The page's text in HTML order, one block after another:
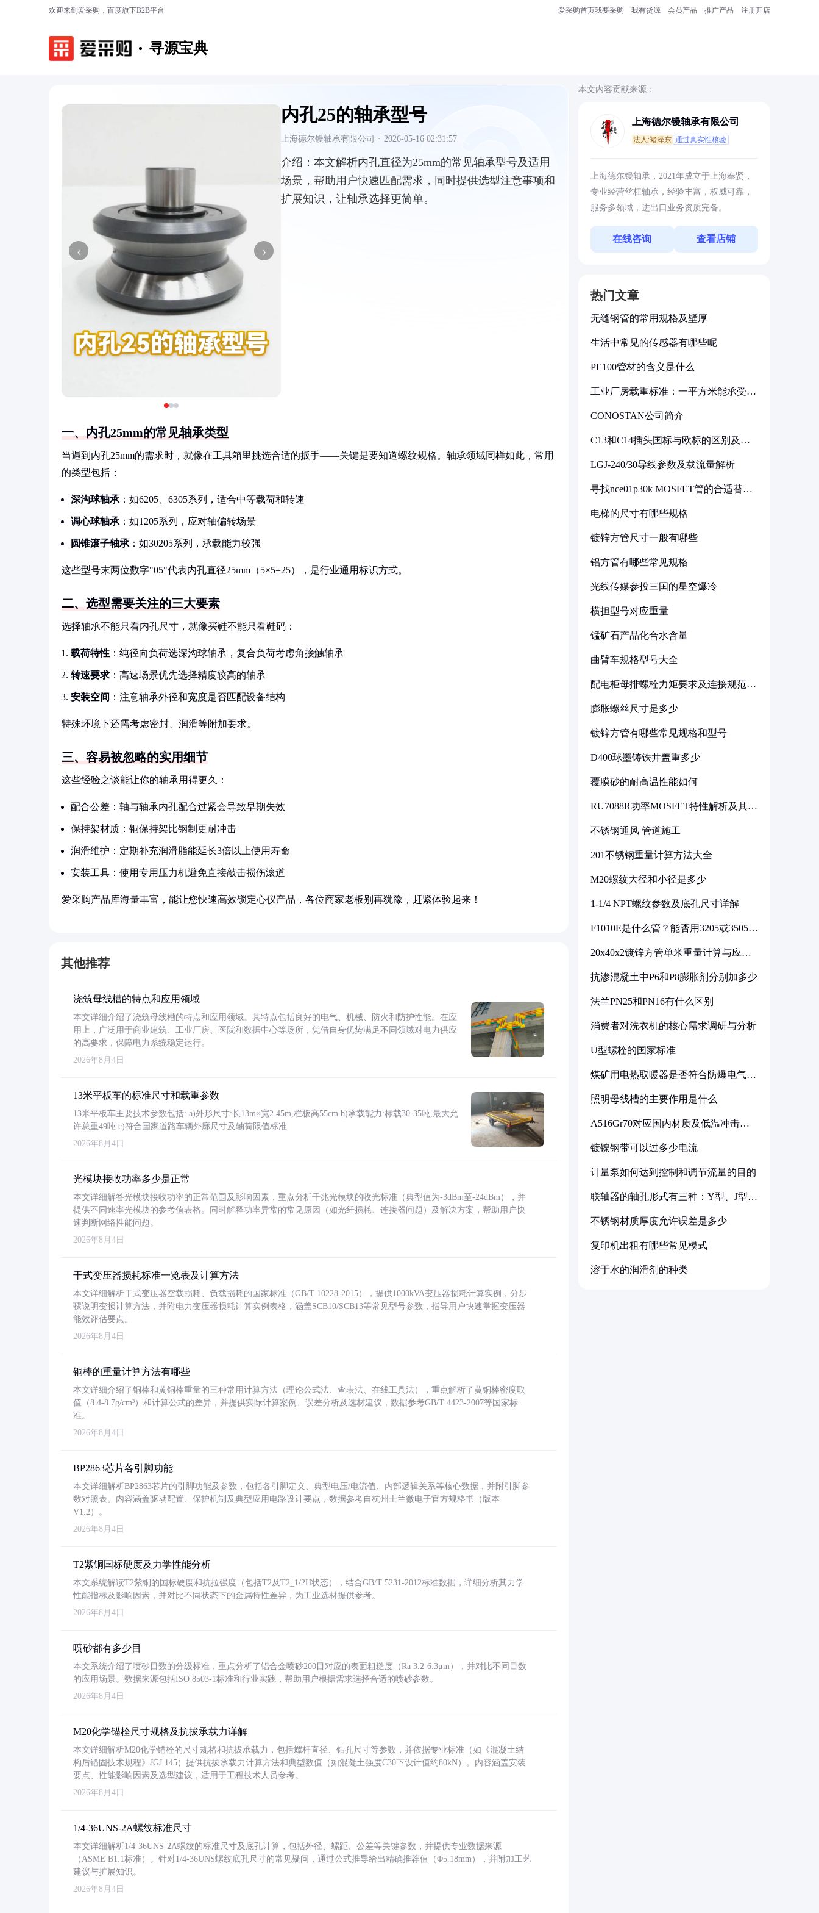
欢迎来到爱采购，百度旗下B2B平台 爱采购首页我要采购 我有货源 会员产品 推广产品 注册开店
寻源宝典
‹ ›
内孔25的轴承型号
上海德尔镘轴承有限公司 · 2026-05-16 02:31:57
介绍： 本文解析内孔直径为25mm的常见轴承型号及适用
场景，帮助用户快速匹配需求，同时提供选型注意事项和
扩展知识，让轴承选择更简单。
一、内孔25mm的常见轴承类型
当遇到内孔25mm的需求时，就像在工具箱里挑选合适的扳手——关键是要知道螺纹规格。轴承领域同样如此，常用
的类型包括：
深沟球轴承 ：如6205、6305系列，适合中等载荷和转速
调心球轴承 ：如1205系列，应对轴偏转场景
圆锥滚子轴承 ：如30205系列，承载能力较强
这些型号末两位数字"05"代表内孔直径25mm（5×5=25），是行业通用标识方式。
二、选型需要关注的三大要素
选择轴承不能只看内孔尺寸，就像买鞋不能只看鞋码：
载荷特性 ：纯径向负荷选深沟球轴承，复合负荷考虑角接触轴承
转速要求 ：高速场景优先选择精度较高的轴承
安装空间 ：注意轴承外径和宽度是否匹配设备结构
特殊环境下还需考虑密封、润滑等附加要求。
三、容易被忽略的实用细节
这些经验之谈能让你的轴承用得更久：
配合公差：轴与轴承内孔配合过紧会导致早期失效
保持架材质：铜保持架比钢制更耐冲击
润滑维护：定期补充润滑脂能延长3倍以上使用寿命
安装工具：使用专用压力机避免直接敲击损伤滚道
爱采购产品库海量丰富，能让您快速高效锁定心仪产品，各位商家老板别再犹豫，赶紧体验起来！
其他推荐
浇筑母线槽的特点和应用领域
本文详细介绍了浇筑母线槽的特点和应用领域。其特点包括良好的电气、机械、防火和防护性能。在应
用上，广泛用于商业建筑、工业厂房、医院和数据中心等场所，凭借自身优势满足不同领域对电力供应
的高要求，保障电力系统稳定运行。
2026年8月4日
13米平板车的标准尺寸和载重参数
13米平板车主要技术参数包括: a)外形尺寸:长13m×宽2.45m,栏板高55cm b)承载能力:标载30-35吨,最大允
许总重49吨 c)符合国家道路车辆外廓尺寸及轴荷限值标准
2026年8月4日
光模块接收功率多少是正常
本文详细解答光模块接收功率的正常范围及影响因素，重点分析千兆光模块的收光标准（典型值为-3dBm至-24dBm），并
提供不同速率光模块的参考值表格。同时解释功率异常的常见原因（如光纤损耗、连接器问题）及解决方案，帮助用户快
速判断网络性能问题。
2026年8月4日
干式变压器损耗标准一览表及计算方法
本文详细解析干式变压器空载损耗、负载损耗的国家标准（GB/T 10228-2015），提供1000kVA变压器损耗计算实例，分步
骤说明变损计算方法，并附电力变压器损耗计算实例表格，涵盖SCB10/SCB13等常见型号参数，指导用户快速掌握变压器
能效评估要点。
2026年8月4日
铜棒的重量计算方法有哪些
本文详细介绍了铜棒和黄铜棒重量的三种常用计算方法（理论公式法、查表法、在线工具法），重点解析了黄铜棒密度取
值（8.4-8.7g/cm³）和计算公式的差异，并提供实际计算案例、误差分析及选材建议，数据参考GB/T 4423-2007等国家标
准。
2026年8月4日
BP2863芯片各引脚功能
本文详细解析BP2863芯片的引脚功能及参数，包括各引脚定义、典型电压/电流值、内部逻辑关系等核心数据，并附引脚参
数对照表。内容涵盖驱动配置、保护机制及典型应用电路设计要点，数据参考自杭州士兰微电子官方规格书（版本
V1.2）。
2026年8月4日
T2紫铜国标硬度及力学性能分析
本文系统解读T2紫铜的国标硬度和抗拉强度（包括T2及T2_1/2H状态），结合GB/T 5231-2012标准数据，详细分析其力学
性能指标及影响因素，并对比不同状态下的金属特性差异，为工业选材提供参考。
2026年8月4日
喷砂都有多少目
本文系统介绍了喷砂目数的分级标准，重点分析了铝合金喷砂200目对应的表面粗糙度（Ra 3.2-6.3μm），并对比不同目数
的应用场景。数据来源包括ISO 8503-1标准和行业实践，帮助用户根据需求选择合适的喷砂参数。
2026年8月4日
M20化学锚栓尺寸规格及抗拔承载力详解
本文详细解析M20化学锚栓的尺寸规格和抗拔承载力，包括螺杆直径、钻孔尺寸等参数，并依据专业标准（如《混凝土结
构后锚固技术规程》JGJ 145）提供抗拔承载力计算方法和典型数值（如混凝土强度C30下设计值约80kN）。内容涵盖安装
要点、性能影响因素及选型建议，适用于工程技术人员参考。
2026年8月4日
1/4-36UNS-2A螺纹标准尺寸
本文详细解析1/4-36UNS-2A螺纹的标准尺寸及底孔计算，包括外径、螺距、公差等关键参数，并提供专业数据来源
（ASME B1.1标准）。针对1/4-36UNS螺纹底孔尺寸的常见疑问，通过公式推导给出精确推荐值（Φ5.18mm），并附加工艺
建议与扩展知识。
2026年8月4日
本文内容贡献来源：
上海德尔镘轴承有限公司
法人:褚泽东 通过真实性核验
上海德尔镘轴承，2021年成立于上海奉贤，
专业经营丝杠轴承，经验丰富，权威可靠，
服务多领域，进出口业务资质完备。
在线咨询 查看店铺
热门文章
无缝钢管的常用规格及壁厚
生活中常见的传感器有哪些呢
PE100管材的含义是什么
工业厂房载重标准：一平方米能承受多
CONOSTAN公司简介
C13和C14插头国标与欧标的区别及其
LGJ-240/30导线参数及载流量解析
寻找nce01p30k MOSFET管的合适替代
电梯的尺寸有哪些规格
镀锌方管尺寸一般有哪些
铝方管有哪些常见规格
光线传媒参投三国的星空爆冷
横担型号对应重量
锰矿石产品化合水含量
曲臂车规格型号大全
配电柜母排螺栓力矩要求及连接规范详
膨胀螺丝尺寸是多少
镀锌方管有哪些常见规格和型号
D400球墨铸铁井盖重多少
覆膜砂的耐高温性能如何
RU7088R功率MOSFET特性解析及其在
不锈钢通风 管道施工
201不锈钢重量计算方法大全
M20螺纹大径和小径是多少
1-1/4 NPT螺纹参数及底孔尺寸详解
F1010E是什么管？能否用3205或3505代
20x40x2镀锌方管单米重量计算与应用
抗渗混凝土中P6和P8膨胀剂分别加多少
法兰PN25和PN16有什么区别
消费者对洗衣机的核心需求调研与分析
U型螺栓的国家标准
煤矿用电热取暖器是否符合防爆电气设
照明母线槽的主要作用是什么
A516Gr70对应国内材质及低温冲击要
镀镍钢带可以过多少电流
计量泵如何达到控制和调节流量的目的
联轴器的轴孔形式有三种：Y型、J型、
不锈钢材质厚度允许误差是多少
复印机出租有哪些常见模式
溶于水的润滑剂的种类